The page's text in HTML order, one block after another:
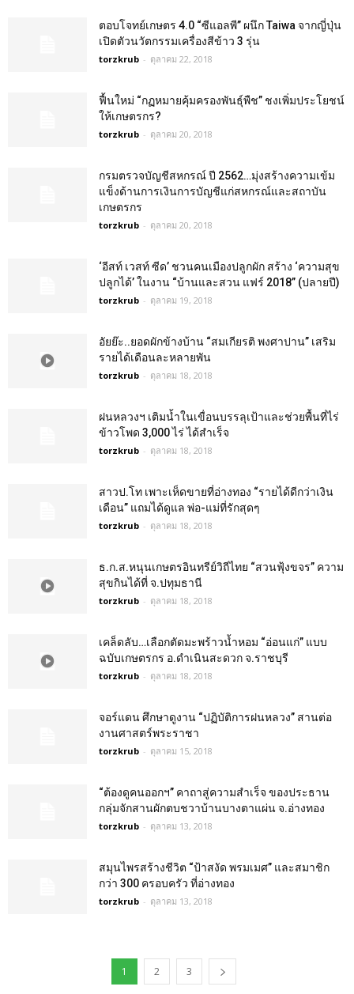
ตอบโจทย์เกษตร 4.0 “ซีแอลพี” ผนึก Taiwa จากญี่ปุ่น
เปิดตัวนวัตกรรมเครื่องสีข้าว 3 รุ่น
torzkrub - ตุลาคม 22, 2018
ฟื้นใหม่ “กฏหมายคุ้มครองพันธุ์พืช” ชงเพิ่มประโยชน์
ให้เกษตรกร?
torzkrub - ตุลาคม 20, 2018
กรมตรวจบัญชีสหกรณ์ ปี 2562…มุ่งสร้างความเข้ม
แข็งด้านการเงินการบัญชีแก่สหกรณ์และสถาบัน
เกษตรกร
torzkrub - ตุลาคม 20, 2018
‘อีสท์ เวสท์ ซีด’ ชวนคนเมืองปลูกผัก สร้าง ‘ความสุข
ปลูกได้’ ในงาน “บ้านและสวน แฟร์ 2018” (ปลายปี)
torzkrub - ตุลาคม 19, 2018
อัยย๊ะ..ยอดผักข้างบ้าน “สมเกียรติ พงศาปาน” เสริม
รายได้เดือนละหลายพัน
torzkrub - ตุลาคม 18, 2018
ฝนหลวงฯ เติมน้ำในเขื่อนบรรลุเป้าและช่วยพื้นที่ไร่
ข้าวโพด 3,000 ไร่ ได้สำเร็จ
torzkrub - ตุลาคม 18, 2018
สาวป.โท เพาะเห็ดขายที่อ่างทอง “รายได้ดีกว่าเงิน
เดือน” แถมได้ดูแล พ่อ-แม่ที่รักสุดๆ
torzkrub - ตุลาคม 18, 2018
ธ.ก.ส.หนุนเกษตรอินทรีย์วิถีไทย “สวนฟุ้งขจร” ความ
สุขกินได้ที่ จ.ปทุมธานี
torzkrub - ตุลาคม 18, 2018
เคล็ดลับ…เลือกตัดมะพร้าวน้ำหอม “อ่อนแก่” แบบ
ฉบับเกษตรกร อ.ดำเนินสะดวก จ.ราชบุรี
torzkrub - ตุลาคม 18, 2018
จอร์แดน ศึกษาดูงาน “ปฏิบัติการฝนหลวง” สานต่อ
งานศาสตร์พระราชา
torzkrub - ตุลาคม 15, 2018
“ต้องดูคนออกฯ” คาถาสู่ความสำเร็จ ของประธาน
กลุ่มจักสานผักตบชวาบ้านบางตาแผ่น จ.อ่างทอง
torzkrub - ตุลาคม 13, 2018
สมุนไพรสร้างชีวิต “ป้าสงัด พรมเมศ” และสมาชิก
กว่า 300 ครอบครัว ที่อ่างทอง
torzkrub - ตุลาคม 13, 2018
1 2 3